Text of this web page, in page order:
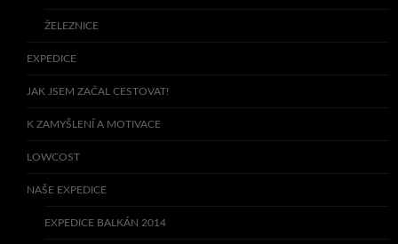
ŽELEZNICE
EXPEDICE
JAK JSEM ZAČAL CESTOVAT!
K ZAMYŠLENÍ A MOTIVACE
LOWCOST
NAŠE EXPEDICE
EXPEDICE BALKÁN 2014